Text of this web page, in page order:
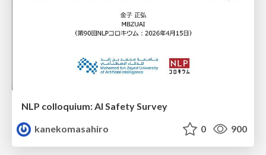
NLP colloquium: AI Safety Survey
kanekomasahiro
0 900